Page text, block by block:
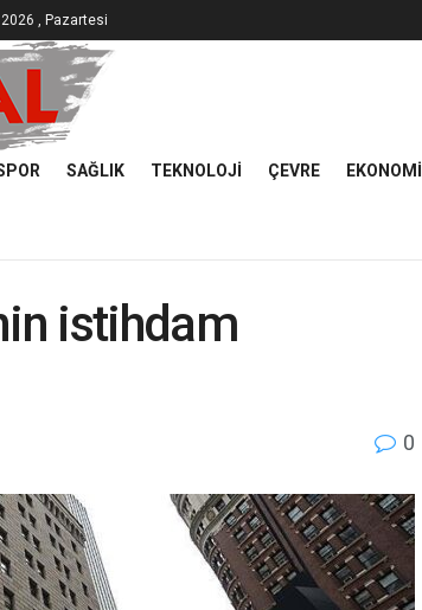
, Pazartesi
SAĞLIK TEKNOLOJI ÇEVRE EKONOMI
istihdam
0